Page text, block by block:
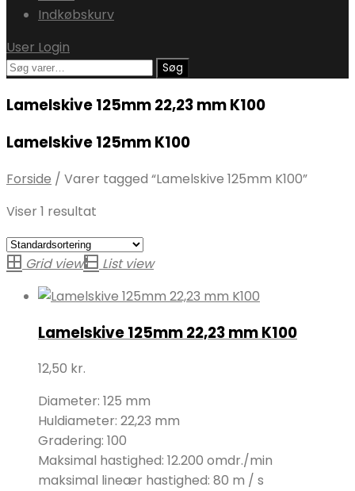
Indkøbskurv
User Login
Søg
Søg
Lamelskive 125mm 22,23 mm K100
Lamelskive 125mm K100
Forside / Varer tagged “Lamelskive 125mm K100”
Viser 1 resultat
Grid view List view
Lamelskive 125mm 22,23 mm K100
12,50 kr.
Diameter: 125 mm
Huldiameter: 22,23 mm
Gradering: 100
Maksimal hastighed: 12.200 omdr./min
maksimal lineær hastighed: 80 m / s